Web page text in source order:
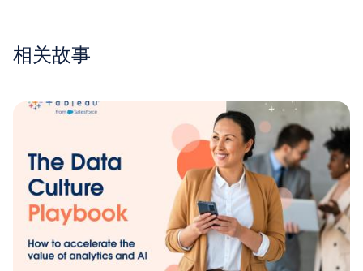
相关故事